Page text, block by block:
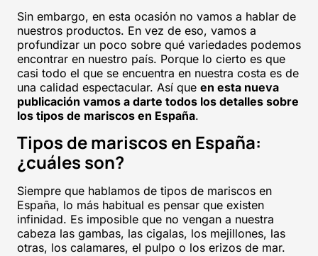
Sin embargo, en esta ocasión no vamos a hablar de
nuestros productos. En vez de eso, vamos a
profundizar un poco sobre qué variedades podemos
encontrar en nuestro país. Porque lo cierto es que
casi todo el que se encuentra en nuestra costa es de
una calidad espectacular. Así que en esta nueva
publicación vamos a darte todos los detalles sobre
los tipos de mariscos en España.
Tipos de mariscos en España:
¿cuáles son?
Siempre que hablamos de tipos de mariscos en
España, lo más habitual es pensar que existen
infinidad. Es imposible que no vengan a nuestra
cabeza las gambas, las cigalas, los mejillones, las
otras, los calamares, el pulpo o los erizos de mar.